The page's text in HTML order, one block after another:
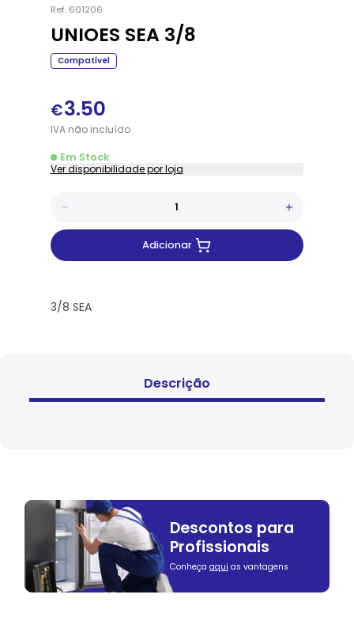
Ref. 601206
UNIOES SEA 3/8
Compatível
€3.50
IVAnãoincluído
Em Stock
Ver disponibilidade por loja
Adicionar
3/8 SEA
Descrição
Descontos para
Profissionais
Conheça aqui as vantagens